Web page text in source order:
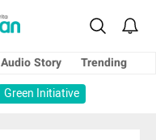
Audio Story
Trending
Green Initiative